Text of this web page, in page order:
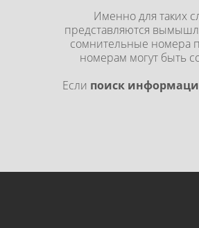
Именно для таких
представляются
сомнительные номера
номерам могут быть
Если поиск